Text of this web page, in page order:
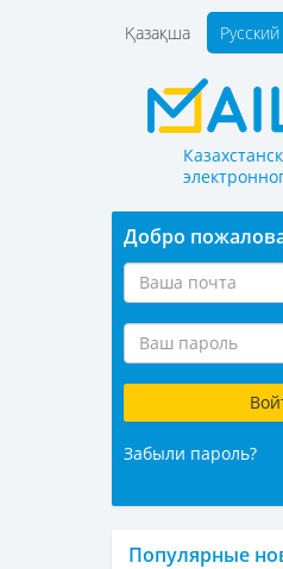
Қазақша Русский
Добро
Забыли пароль?
Популярные